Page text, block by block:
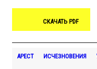
СКАЧАТЬ PDF
АРЕСТ ИСЧЕЗНОВЕНИЯ